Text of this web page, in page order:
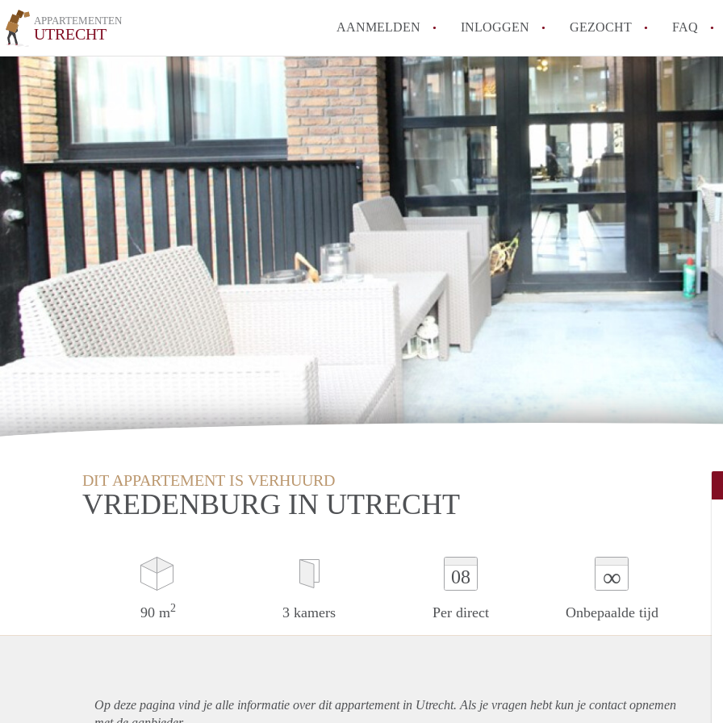
APPARTEMENTEN
UTRECHT AANMELDEN INLOGGEN GEZOCHT FAQ
How to translate AppartementenUtrecht!
Wat is AppartementenUtrecht?
Wat is de privacyverklaring van
Berekent AppartementenUtrecht
makelaarsvergoeding/
Is AppartementenUtrecht
Appartement / Appartementen in Utrecht?
Alle veelgestelde vragen
DIT APPARTEMENT IS VERHUURD
VREDENBURG IN UTRECHT
90 m2 3 kamers
08
Per direct
∞
Onbepaalde tijd
Op deze pagina vind je alle informatie over ditappartementin Utrecht. Als je vragen hebt kun je contact opnemen